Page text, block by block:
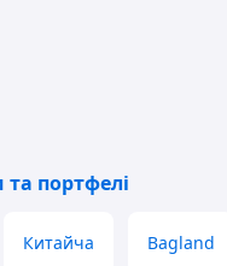
портфелі
Китайча Bagland